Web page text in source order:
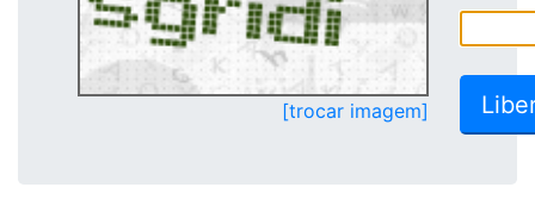
[trocar imagem]